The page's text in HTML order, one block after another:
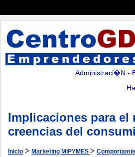
Administraci�n -
Implicaciones para
creencias del
Inicio > Marketing MiPYMES >